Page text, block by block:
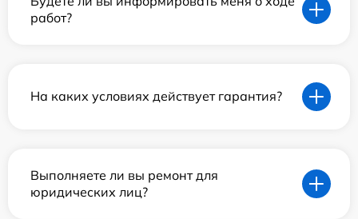
работ?
На каких условиях действует гарантия?
Выполняете ли вы ремонт для
юридических лиц?